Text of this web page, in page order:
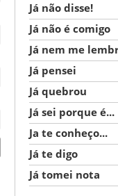
Já não disse!
Já não é comigo
Já nem me
Já pensei
Já quebrou
Já sei porque é...
Ja te conheço...
Já te digo
Já tomei nota